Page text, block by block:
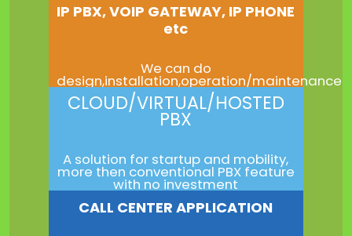
IP PBX, VOIP GATEWAY, IP PHONE
etc
We can do
design,installation,operation/maintenance
CLOUD/VIRTUAL/HOSTED
PBX
A solution for startup and mobility,
more then conventional PBX feature
with no investment
CALL CENTER APPLICATION